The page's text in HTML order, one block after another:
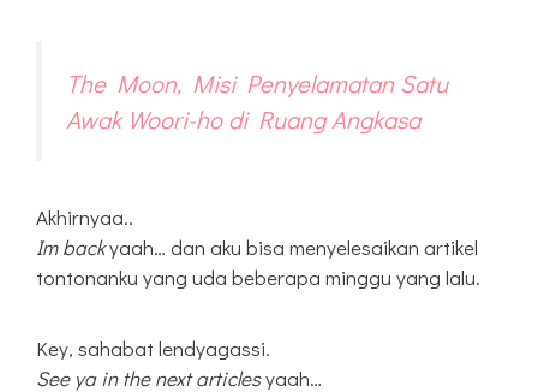
The Moon, Misi Penyelamatan Satu
Awak Woori-ho di Ruang Angkasa
Akhirnyaa..
Im backyaah… dan aku bisa menyelesaikan artikel
tontonanku yang uda beberapa minggu yang lalu.
Key, sahabat lendyagassi.
See ya in the next articlesyaah…